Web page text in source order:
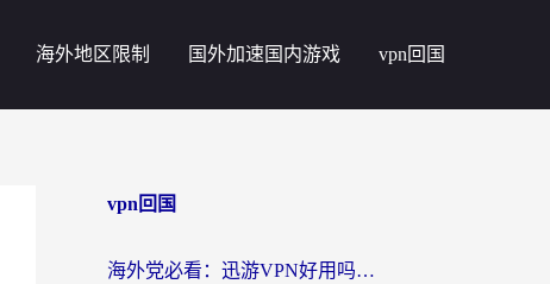
海外地区限制 国外加速国内游戏 vpn回国
vpn回国
海外党必看：迅游VPN好用吗？和番茄加速器VPN对比哪个回国效果更好？